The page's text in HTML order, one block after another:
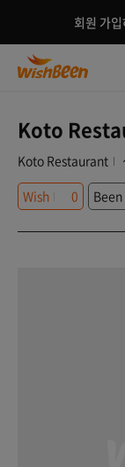
회원 가
Koto
Koto Restaurant
Wish
0 Been